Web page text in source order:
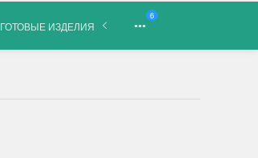
ГОТОВЫЕ ИЗДЕЛИЯ
6